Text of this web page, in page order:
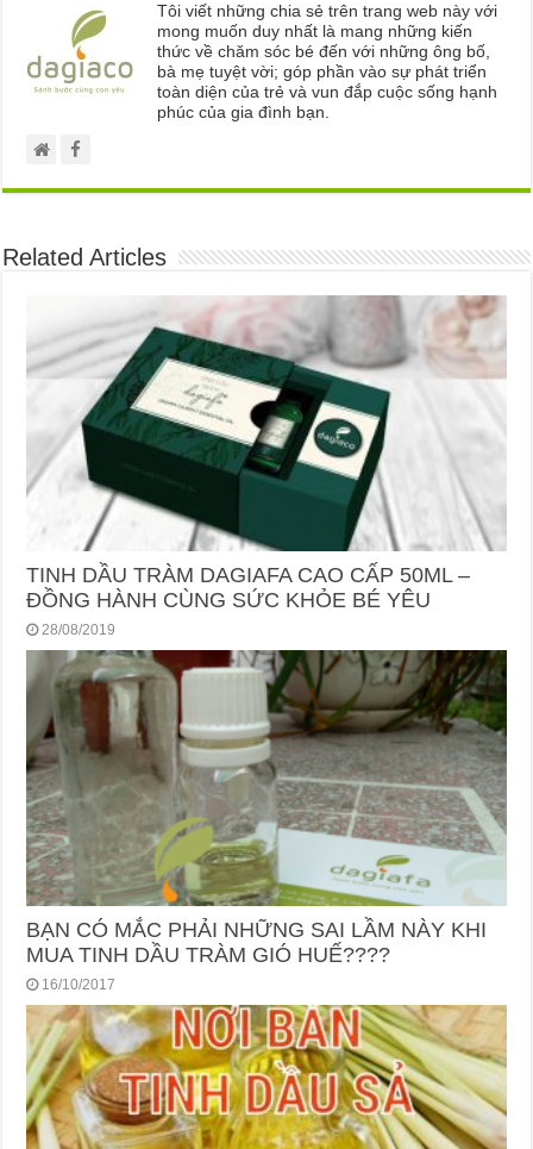
Tôi viết những chia sẻ trên trang web này với
mong muốn duy nhất là mang những kiến
thức về chăm sóc bé đến với những ông bố,
bà mẹ tuyệt vời; góp phần vào sự phát triển
toàn diện của trẻ và vun đắp cuộc sống hạnh
phúc của gia đình bạn.
Related Articles
TINH DẦU TRÀM DAGIAFA CAO CẤP 50ML –
ĐỒNG HÀNH CÙNG SỨC KHỎE BÉ YÊU
28/08/2019
BẠN CÓ MẮC PHẢI NHỮNG SAI LẦM NÀY KHI
MUA TINH DẦU TRÀM GIÓ HUẾ????
16/10/2017